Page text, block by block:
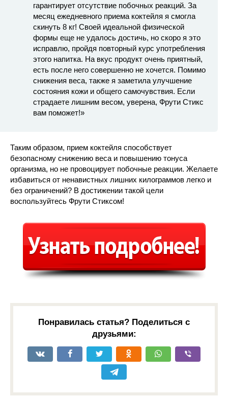
гарантирует отсутствие побочных реакций. За
месяц ежедневного приема коктейля я смогла
скинуть 8 кг! Своей идеальной физической
формы еще не удалось достичь, но скоро я это
исправлю, пройдя повторный курс употребления
этого напитка. На вкус продукт очень приятный,
есть после него совершенно не хочется. Помимо
снижения веса, также я заметила улучшение
состояния кожи и общего самочувствия. Если
страдаете лишним весом, уверена, Фрути Стикс
вам поможет!»
Таким образом, прием коктейля способствует
безопасному снижению веса и повышению тонуса
организма, но не провоцирует побочные реакции. Желаете
избавиться от ненавистных лишних килограммов легко и
без ограничений? В достижении такой цели
воспользуйтесь Фрути Стиксом!
Понравилась статья? Поделиться с
друзьями: